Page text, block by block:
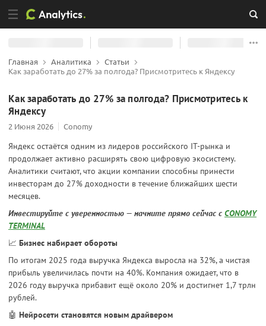
Главная Аналитика
Статьи
Как заработать до 27% за полгода? Присмотритесь к Яндексу
Как заработать до 27% за полгода? Присмотритесь к
Яндексу
2 Июня 2026 Conomy
Яндекс остаётся одним из лидеров российского IT-рынка и
продолжает активно расширять свою цифровую экосистему.
Аналитики считают, что акции компании способны принести
инвесторам до 27% доходности в течение ближайших шести
месяцев.
Инвестируйте с уверенностью — начните прямо сейчас с CONOMY
TERMINAL
📈 Бизнес набирает обороты
По итогам 2025 года выручка Яндекса выросла на 32%, а чистая
прибыль увеличилась почти на 40%. Компания ожидает, что в
2026 году выручка прибавит ещё около 20% и достигнет 1,7 трлн
рублей.
🤖 Нейросети становятся новым драйвером